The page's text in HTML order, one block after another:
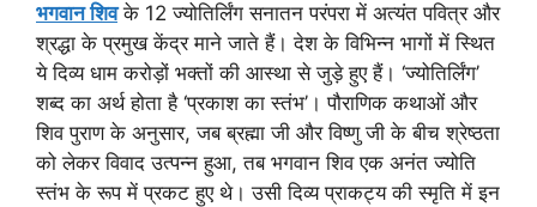
भगवान शिवके 12 ज्योतिर्लिंग सनातन परंपरा में अत्यंत पवित्र और
श्रद्धा के प्रमुख केंद्र माने जाते हैं। देश के विभिन्न भागों में स्थित
ये दिव्य धाम करोड़ों भक्तों की आस्था से जुड़े हुए हैं। ‘ज्योतिर्लिंग’
शब्द का अर्थ होता है ‘प्रकाश का स्तंभ’। पौराणिक कथाओं और
शिव पुराण के अनुसार, जब ब्रह्मा जी और विष्णु जी के बीच श्रेष्ठता
को लेकर विवाद उत्पन्न हुआ, तब भगवान शिव एक अनंत ज्योति
स्तंभ के रूप में प्रकट हुए थे। उसी दिव्य प्राकट्य की स्मृति में इन